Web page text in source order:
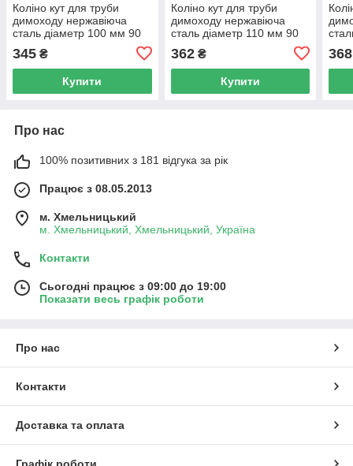
Коліно кут для труби
димоходу нержавіюча
сталь діаметр 100 мм 90
градусів AISI-430 0,4 мм
345 ₴
Купити
Коліно кут для труби
димоходу нержавіюча
сталь діаметр 110 мм 90
градусів AISI-430 0,4 мм
362₴
Купити
368
Про нас
100% позитивних з 181 відгука за рік
Працює з 08.05.2013
м. Хмельницький
м. Хмельницький, Хмельницький, Україна
Контакти
Сьогодні працює з 09:00 до 19:00
Показати весь графік роботи
Про нас
Контакти
Доставка та оплата